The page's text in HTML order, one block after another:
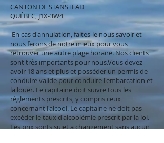
CANTON DE STANSTEAD
QUÉBEC, J1X-3W4
En cas d'annulation, faites-le nous savoir et
nous ferons de notre mieux pour vous
retrouver une autre plage horaire. Nos clients
sont très importants pour nous.Vous devez
avoir 18 ans et plus et posséder un permis de
conduire valide pour conduire l'embarcation et
la louer. Le capitaine doit suivre tous les
règlements prescrits, y compris ceux
concernant l'alcool. Le capitaine ne doit pas
excéder le taux d'alcoolémie prescrit par la loi.
Les prix sonts sujet a changement sans aucun